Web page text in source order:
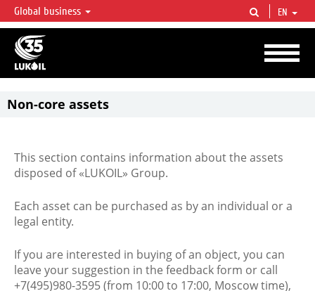
LUKOIL OVERVIEW
LUKOIL is one of the largest oil & gas vertical integrated companies in the world
accounting for over 2% of crude production and circa 1% of proved hydrocarbon
reserves globally.
Global business EN
Non-core assets
This section contains information about the assets
disposed of «LUKOIL» Group.
Each asset can be purchased as by an individual or a
legal entity.
If you are interested in buying of an object, you can
leave your suggestion in the feedback form or call
+7(495)980-3595 (from 10:00 to 17:00, Moscow time),